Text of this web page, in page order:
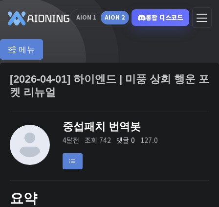
AION 1 AION 2 통합 디스코드
메뉴
[2026-04-01] 하이엔드 | 미풍 상회 행운 포
켓 리뉴얼
중섭패치 번역봇
4달전 조회 742 댓글 0 127.0
요약